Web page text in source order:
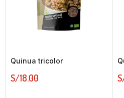
Quinua tricolor
S/18.00